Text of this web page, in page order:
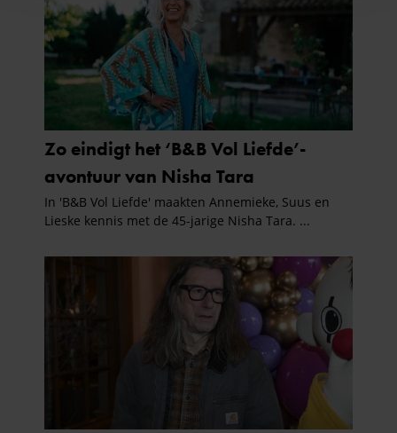
en om ons websiteverkeer te analyseren. Ook delen we
informatie over uw gebruik van onze site met onze
partners voor social media, adverteren en analyse. Deze
partners kunnen deze gegevens combineren met andere
informatie die u aan ze heeft verstrekt of die ze hebben
verzameld op basis van uw gebruik van hun services. U
gaat akkoord met onze cookies als u onze website blijft
gebruiken.